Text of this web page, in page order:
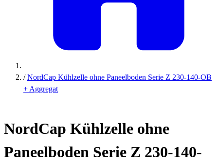
/ NordCap Kühlzelle ohne Paneelboden Serie Z 230-140-OB
+ Aggregat
NordCap Kühlzelle ohne
Paneelboden Serie Z 230-140-